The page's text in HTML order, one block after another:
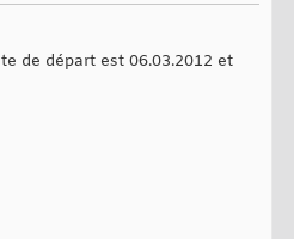
de départ est 06.03.2012 et